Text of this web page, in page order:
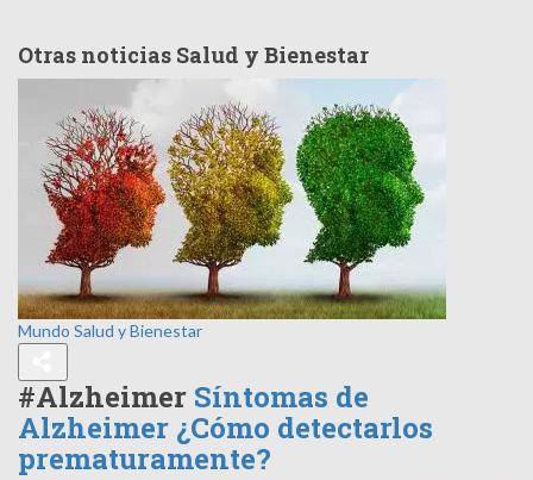
Otras noticias Salud y Bienestar
Mundo Salud y Bienestar
#Alzheimer Síntomas de
Alzheimer ¿Cómo detectarlos
prematuramente?